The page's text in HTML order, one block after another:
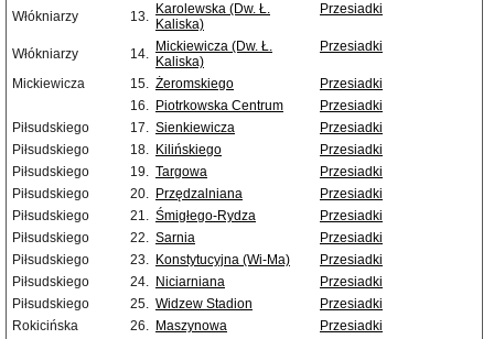
Włókniarzy
13. Karolewska (Dw. Ł.
Kaliska)
Przesiadki
Włókniarzy 14. Mickiewicza (Dw. Ł.
Kaliska)
Przesiadki
Mickiewicza 15. Żeromskiego
Przesiadki
16. Piotrkowska Centrum
Przesiadki
Piłsudskiego
17. Sienkiewicza
Przesiadki
Piłsudskiego
18. Kilińskiego
Przesiadki
Piłsudskiego
19. Targowa
Przesiadki
Piłsudskiego
20. Przędzalniana
Przesiadki
Piłsudskiego
21. Śmigłego-Rydza
Przesiadki
Piłsudskiego
22. Sarnia
Przesiadki
Piłsudskiego
23. Konstytucyjna (Wi-Ma)
Przesiadki
Piłsudskiego
24. Niciarniana
Przesiadki
Piłsudskiego
25. Widzew Stadion
Przesiadki
Rokicińska
26. Maszynowa
Przesiadki